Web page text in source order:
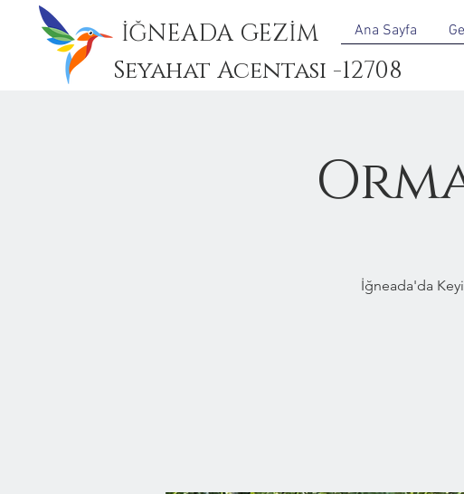
İĞNEADA GEZİM
Seyahat Acentası -12708
Ana Sayfa
İğneada'da